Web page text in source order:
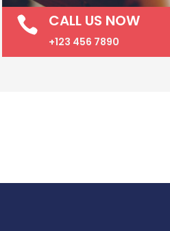
 CALL US NOW
+123 456 7890